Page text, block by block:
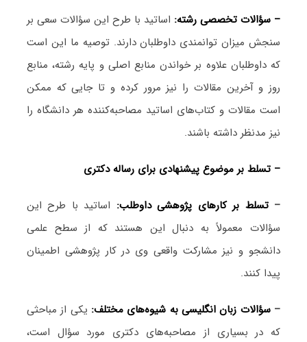
– سؤالات تخصصی رشته: اساتید با طرح این سؤالات سعی بر
سنجش میزان توانمندی داوطلبان دارند. توصیه ما این است
که داوطلبان علاوه بر خواندن منابع اصلی و پایه رشته، منابع
روز و آخرین مقالات را نیز مرور کرده و تا جایی که ممکن
است مقالات و کتاب‌های اساتید مصاحبه‌کننده هر دانشگاه را
نیز مدنظر داشته باشند.
– تسلط بر موضوع پیشنهادی برای رساله دکتری
–تسلط بر کارهای پژوهشی داوطلب: اساتید با طرح این
سؤالات معمولاً به دنبال این هستند که از سطح علمی
دانشجو و نیز مشارکت واقعی وی در کار پژوهشی اطمینان
پیدا کنند.
– سؤالات زبان انگلیسی به شیوه‌های مختلف: یکی از مباحثی
که در بسیاری از مصاحبه‌های دکتری مورد سؤال است،